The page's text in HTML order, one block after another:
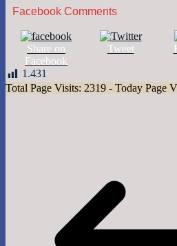
Facebook Comments
Share on
Facebook
Tweet
1.431
Total Page Visits: 2319 - Today Page